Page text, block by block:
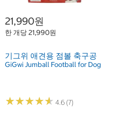
21,990원
한 개당 21,990원
기그위 애견용 점볼 축구공
GiGwi Jumball Football for Dog
★★★★★
★★★★★ 4.6 (7)